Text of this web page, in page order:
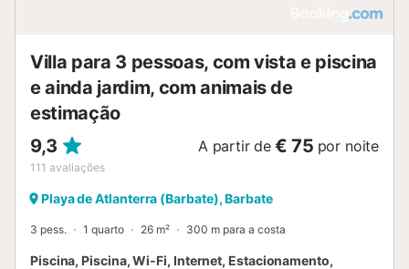
Villa para 3 pessoas, com vista e piscina
e ainda jardim, com animais de
estimação
9,3
111 avaliações
A partir de € 75 por noite
Playa de Atlanterra (Barbate), Barbate
3 pess. 1 quarto 26 m² 300 m para a costa
Piscina, Piscina, Wi-Fi, Internet, Estacionamento,